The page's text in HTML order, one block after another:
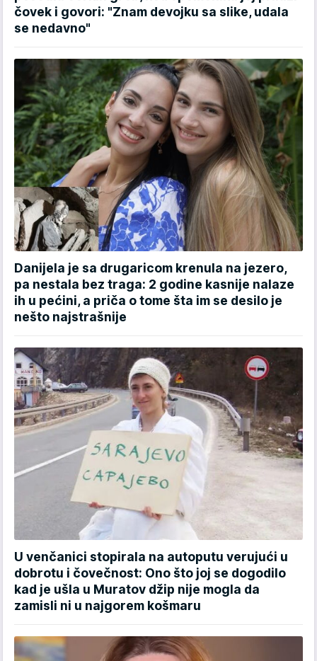
čovek i govori: "Znam devojku sa slike, udala
se nedavno"
Danijela je sa drugaricom krenula na jezero,
pa nestala bez traga: 2 godine kasnije nalaze
ih u pećini, a priča o tome šta im se desilo je
nešto najstrašnije
U venčanici stopirala na autoputu verujući u
dobrotu i čovečnost: Ono što joj se dogodilo
kad je ušla u Muratov džip nije mogla da
zamisli ni u najgorem košmaru